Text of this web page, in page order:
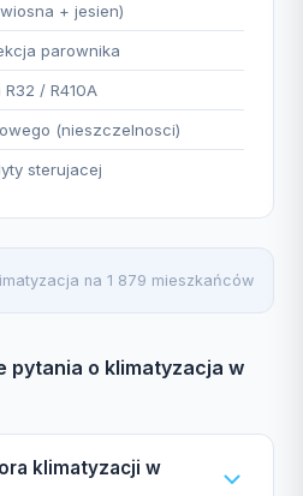
+ jesien)
parownika
/ R410A
(nieszczelnosci)
sterujacej
na 1 879 mieszkańców
pytania o klimatyzacja w
klimatyzacji w